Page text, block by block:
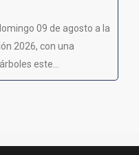
09 de agosto a la
2026, con una
este...